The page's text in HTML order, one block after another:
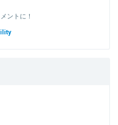
ントに！